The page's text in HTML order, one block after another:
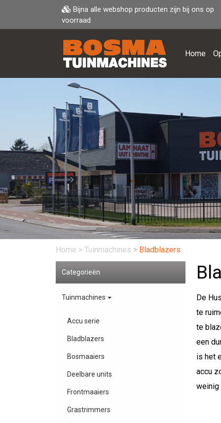
Bijna alle webshop producten zijn bij ons op
voorraad
Home
Home >Tuinmachines > Bladblazers
Categorieën
Tuinmachines
Accu serie
Bladblazers
Bosmaaiers
Deelbare units
Frontmaaiers
Grastrimmers
De
te
te
een
is het
accu
weinig